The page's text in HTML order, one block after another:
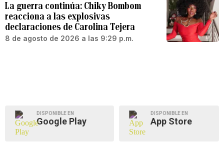
La guerra continúa: Chiky Bombom
reacciona a las explosivas
declaraciones de Carolina Tejera
8 de agosto de 2026 a las 9:29 p.m.
DISPONIBLE EN
Google Play
DISPONIBLE EN
App Store